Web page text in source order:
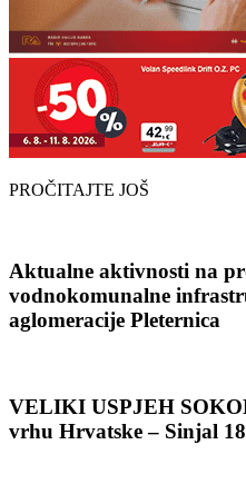
PROČITAJTE JOŠ
Aktualne aktivnosti na
vodnokomunalne
aglomeracije Pleternica
VELIKI USPJEH
vrhu Hrvatske – Sinjal